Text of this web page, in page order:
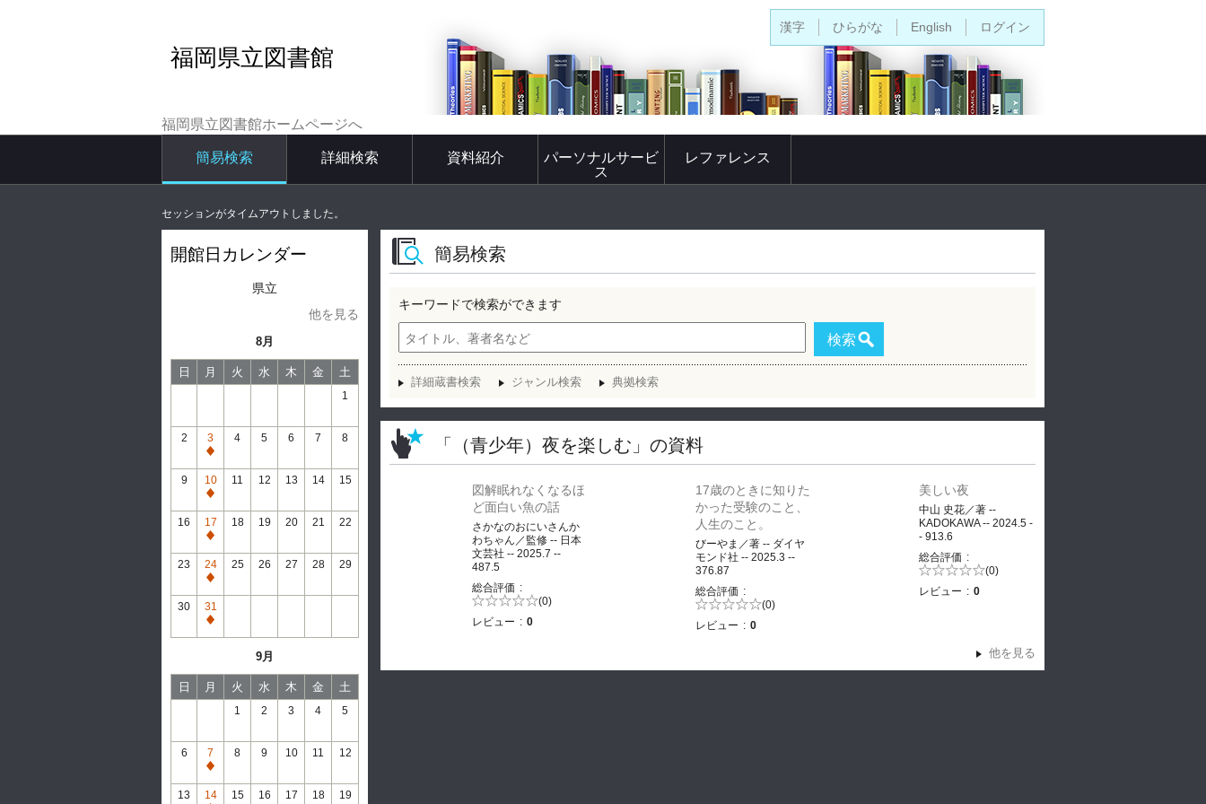
福岡県立図書館
福岡県立図書館ホームページへ
簡易検索 詳細検索 資料紹介
パーソナルサービ
ス
レファレンス
漢字 ひらがな English ログイン
セッションがタイムアウトしました。
開館日カレンダー
県立
他を見る
8月
日 月 火 水 木 金 土
1
2
3
通
常
休
館
4 5 6 7 8
9
10
通
常
休
館
11 12 13 14 15
16
17
通
常
休
館
18 19 20 21 22
23
24
通
常
休
館
25 26 27 28 29
30
31
通
館
9月
日 月 火 水 木 金 土
1 2 3 4 5
6
7
通
常
8 9 10 11 12
13 14 15 16 17 18 19
簡易検索
キーワードで検索ができます
検索
詳細蔵書検索 ジャンル検索 典拠検索
「（青少年）夜を楽しむ」の資料
図解眠れなくなるほ
ど面白い魚の話
さかなのおにいさんか
わちゃん／監修 -- 日本
文芸社 -- 2025.7 --
487.5
総合評価
5段階評価の (0)
レビュー
0
17歳のときに知りた
かった受験のこと、
人生のこと。
びーやま／著 -- ダイヤ
モンド社 -- 2025.3 --
376.87
総合評価
5段階評価の (0)
レビュー
0
美しい夜
中山 史花／著 --
KADOKAWA -- 2024.5 -
- 913.6
総合評価
5段階評価の (0)
レビュー
0
他を見る